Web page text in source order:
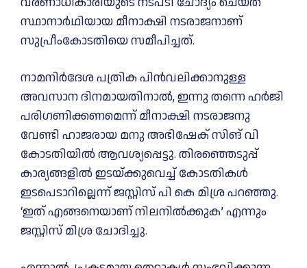
സ്ഥാനാര്‍ഥിയായ മീനാക്ഷി നടരാജനാണ്
സുപ്രീംകോടതിയെ സമീപിച്ചത്.
നാമനിര്‍ദേശ പത്രിക പിന്‍വലിക്കാനുള്ള
അവസാന ദിനമായതിനാല്‍, ഇന്നു തന്നെ ഹര്‍ജി
പരിഗണിക്കണമെന്ന് മീനാക്ഷി നടരാജനു
വേണ്ടി ഹാജരായ മനു അഭിഷേക് സിങ് വി
കോടതിയില്‍ ആവശ്യപ്പെട്ടു. തിരഞ്ഞെടുപ്പ്
കാര്യങ്ങളില്‍ ഇടയ്ക്കുവെച്ച്‌ കോടതികള്‍
ഇടപെടാറില്ലെന്ന് ജസ്റ്റിസ് പി കെ മിശ്ര പറഞ്ഞു.
‘ഇത് എങ്ങനെയാണ് നിലനില്‍ക്കുക’ എന്നും
ജസ്റ്റിസ് മിശ്ര ചോദിച്ചു.